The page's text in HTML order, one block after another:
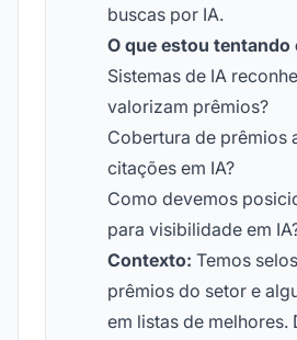
buscas por IA.
O que estou tentando
Sistemas de IA
valorizam prêmios?
Cobertura de prêmios
citações em IA?
Como devemos
para visibilidade em
Contexto: Temos
prêmios do setor e
em listas de melhores.